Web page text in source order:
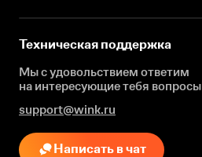
Техническая поддержка
Мы с удовольствием ответим
на интересующиетебя вопросы
support@wink.ru
Написать в чат